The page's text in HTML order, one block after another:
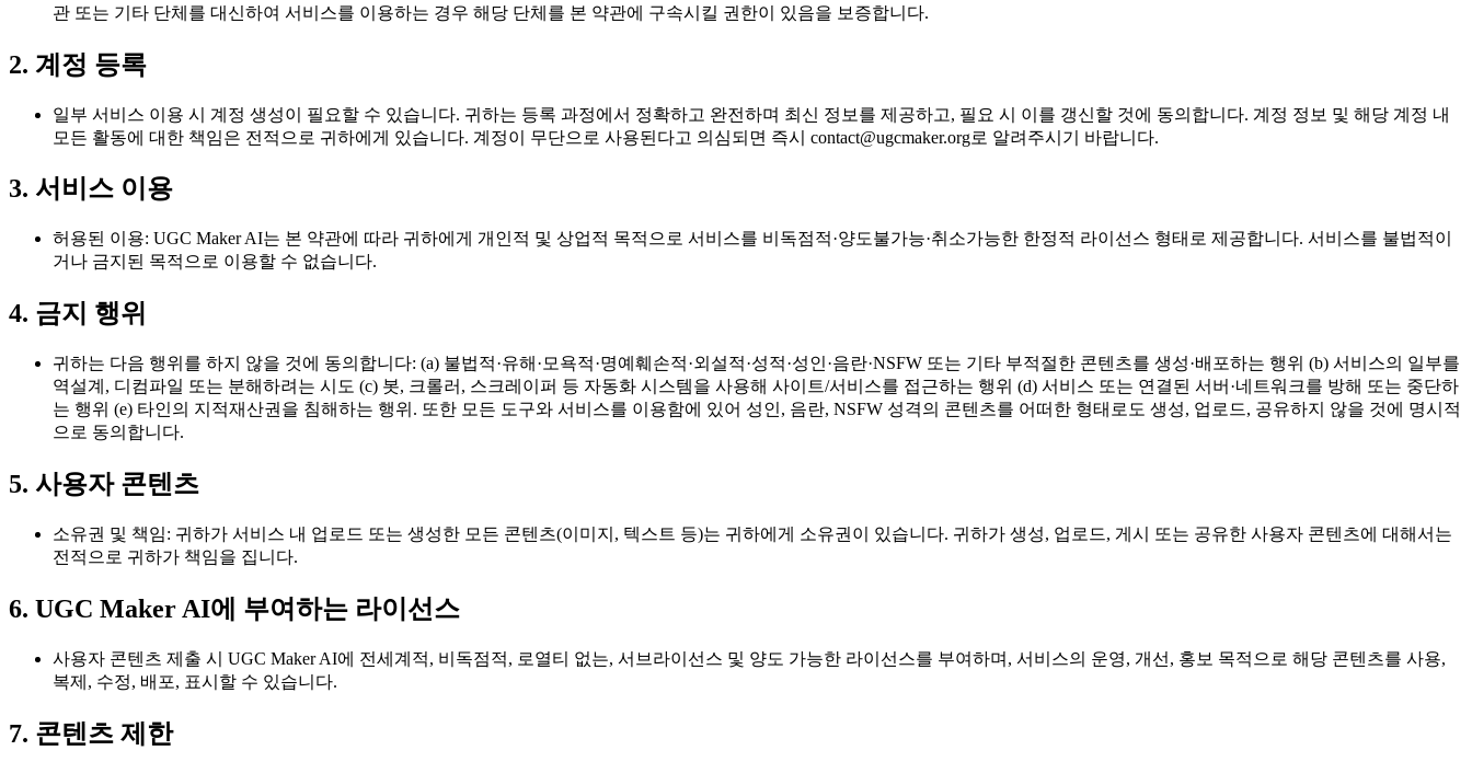
관 또는 기타 단체를 대신하여 서비스를 이용하는 경우 해당 단체를 본 약관에 구속시킬 권한이 있음을 보증합니다.
2. 계정 등록
일부 서비스 이용 시 계정 생성이 필요할 수 있습니다. 귀하는 등록 과정에서 정확하고 완전하며 최신 정보를 제공하고, 필요 시 이를 갱신할 것에 동의합니다. 계정 정보 및 해당 계정 내
모든 활동에 대한 책임은 전적으로 귀하에게 있습니다. 계정이 무단으로 사용된다고 의심되면 즉시 contact@ugcmaker.org로 알려주시기 바랍니다.
3. 서비스 이용
허용된 이용: UGC Maker AI는 본 약관에 따라 귀하에게 개인적 및 상업적 목적으로 서비스를 비독점적·양도불가능·취소가능한 한정적 라이선스 형태로 제공합니다. 서비스를 불법적이
거나 금지된 목적으로 이용할 수 없습니다.
4. 금지 행위
귀하는 다음 행위를 하지 않을 것에 동의합니다: (a) 불법적·유해·모욕적·명예훼손적·외설적·성적·성인·음란·NSFW 또는 기타 부적절한 콘텐츠를 생성·배포하는 행위 (b) 서비스의 일부를
역설계, 디컴파일 또는 분해하려는 시도 (c) 봇, 크롤러, 스크레이퍼 등 자동화 시스템을 사용해 사이트/서비스를 접근하는 행위 (d) 서비스 또는 연결된 서버·네트워크를 방해 또는 중단하
는 행위 (e) 타인의 지적재산권을 침해하는 행위. 또한 모든 도구와 서비스를 이용함에 있어 성인, 음란, NSFW 성격의 콘텐츠를 어떠한 형태로도 생성, 업로드, 공유하지 않을 것에 명시적
으로 동의합니다.
5. 사용자 콘텐츠
소유권 및 책임: 귀하가 서비스 내 업로드 또는 생성한 모든 콘텐츠(이미지, 텍스트 등)는 귀하에게 소유권이 있습니다. 귀하가 생성, 업로드, 게시 또는 공유한 사용자 콘텐츠에 대해서는
전적으로 귀하가 책임을 집니다.
6. UGC Maker AI에 부여하는 라이선스
사용자 콘텐츠 제출 시 UGC Maker AI에 전세계적, 비독점적, 로열티 없는, 서브라이선스 및 양도 가능한 라이선스를 부여하며, 서비스의 운영, 개선, 홍보 목적으로 해당 콘텐츠를 사용,
복제, 수정, 배포, 표시할 수 있습니다.
7. 콘텐츠 제한